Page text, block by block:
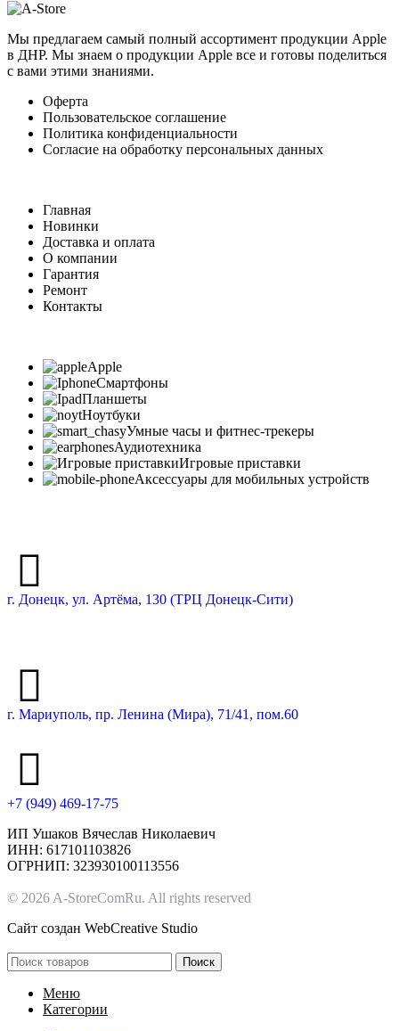
Мы предлагаем самый полный ассортимент продукции Apple
в ДНР. Мы знаем о продукции Apple все и готовы поделиться
с вами этими знаниями.
Оферта
Пользовательское соглашение
Политика конфиденциальности
Согласие на обработку персональных данных
Главная
Новинки
Доставка и оплата
О компании
Гарантия
Ремонт
Контакты
Apple
Смартфоны
Планшеты
Ноутбуки
Умные часы и фитнес-трекеры
Аудиотехника
Игровые приставки
Аксессуары для мобильных устройств
г. Донецк, ул. Артёма, 130 (ТРЦ Донецк-Сити)
г. Мариуполь, пр. Ленина (Мира), 71/41, пом.60
+7 (949) 469-17-75
ИП Ушаков Вячеслав Николаевич
ИНН: 617101103826
ОГРНИП: 323930100113556
© 2026 A-StoreComRu. All rights reserved
Сайт создан WebCreative Studio
Поиск
Меню
Категории